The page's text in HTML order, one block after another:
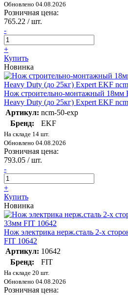
Обновлено 04.08.2026
Розничная цена:
765.22 / шт.
-
+
Купить
Новинка
Нож строительно-монтажный
Heavy Duty (до 25кг) Expert EKF
Артикул: ncm-50-exp
Бренд:
EKF
На складе 14 шт.
Обновлено 04.08.2026
Розничная цена:
793.05 / шт.
-
+
Купить
Новинка
Нож электрика нерж.сталь 2-х
FIT 10642
Артикул: 10642
Бренд:
FIT
На складе 20 шт.
Обновлено 04.08.2026
Розничная цена: